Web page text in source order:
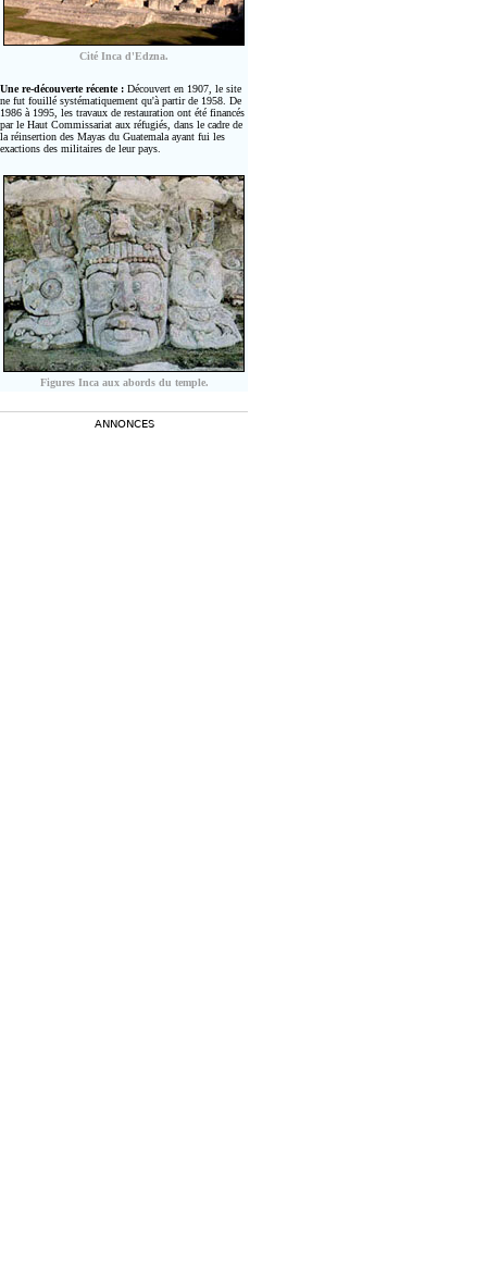
Cité Inca d'Edzna.
Une re-découverte récente : Découvert en 1907, le site
ne fut fouillé systématiquement qu'à partir de 1958. De
1986 à 1995, les travaux de restauration ont été financés
par le Haut Commissariat aux réfugiés, dans le cadre de
la réinsertion des Mayas du Guatemala ayant fui les
exactions des militaires de leur pays.
Figures Inca aux abords du temple.
ANNONCES